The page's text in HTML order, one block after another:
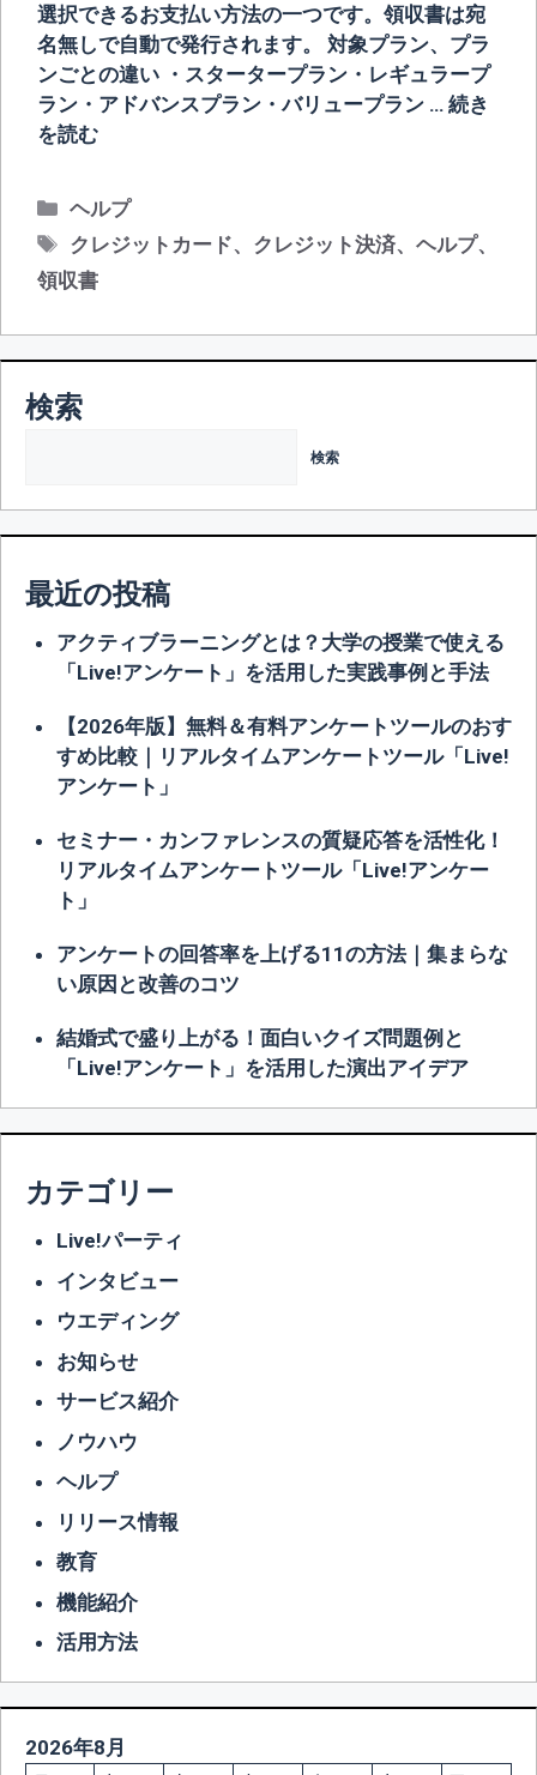
選択できるお支払い方法の一つです。領収書は宛
名無しで自動で発行されます。 対象プラン、プラ
ンごとの違い ・スタータープラン・レギュラープ
ラン・アドバンスプラン・バリュープラン … 続き
を読む
カ
テ
ゴ
リ
ヘルプ
タ
グ
クレジットカード、 クレジット決済、ヘルプ、
領収書
検索
検索
最近の投稿
アクティブラーニングとは？大学の授業で使える
「Live!アンケート」を活用した実践事例と手法
【2026年版】無料＆有料アンケートツールのおす
すめ比較｜リアルタイムアンケートツール「Live!
アンケート」
セミナー・カンファレンスの質疑応答を活性化！
リアルタイムアンケートツール「Live!アンケー
ト」
アンケートの回答率を上げる11の方法｜集まらな
い原因と改善のコツ
結婚式で盛り上がる！面白いクイズ問題例と
「Live!アンケート」を活用した演出アイデア
カテゴリー
Live!パーティ
インタビュー
ウエディング
お知らせ
サービス紹介
ノウハウ
ヘルプ
リリース情報
教育
機能紹介
活用方法
2026年8月